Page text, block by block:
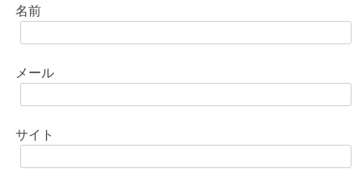
名前
メール
サイト